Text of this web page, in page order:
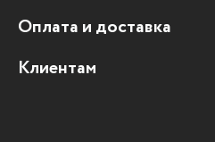
Наши клиенты
Отзывы клиентов
Оплата и доставка
Оплата и доставка
Клиентам